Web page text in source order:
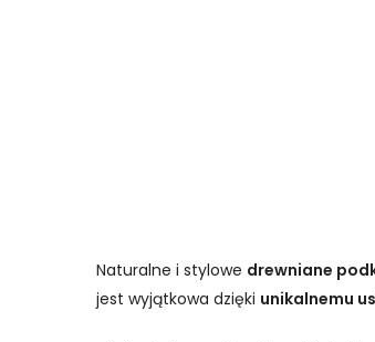
Naturalne i stylowe drewniane
jest wyjątkowa dzięki unikalnemu